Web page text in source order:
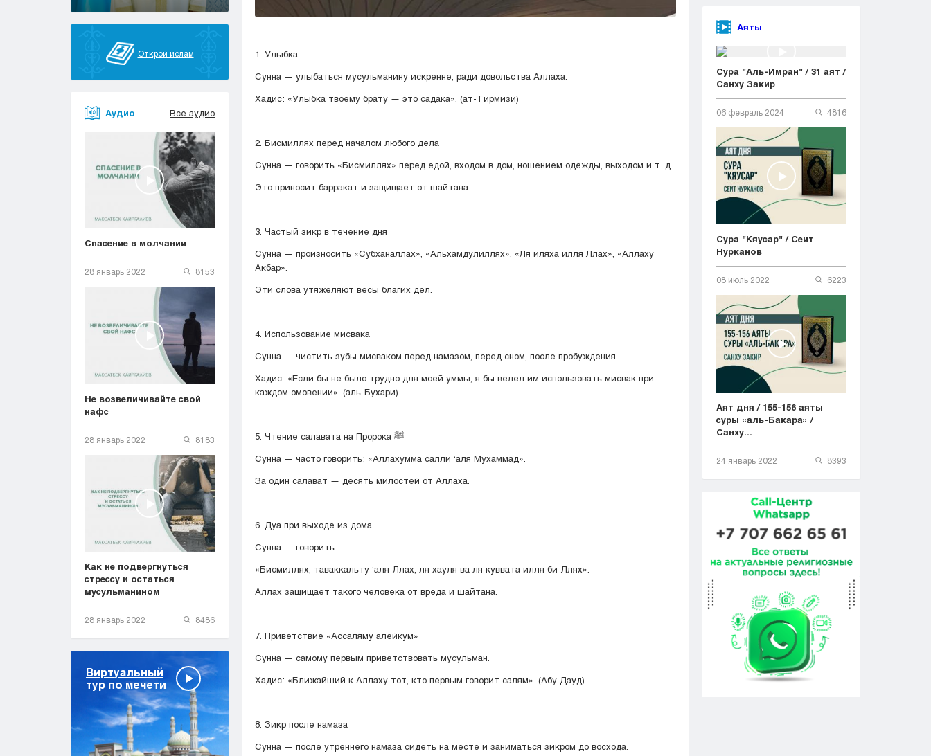
Открой ислам
Аудио Все аудио
Спасение в молчании
28 январь 2022 8153
Не возвеличивайте свой
нафс
28 январь 2022 8183
Как не подвергнуться
стрессу и остаться
мусульманином
28 январь 2022 8486
Виртуальный
тур по мечети
1. Улыбка
Сунна — улыбаться мусульманину искренне, ради довольства Аллаха.
Хадис: «Улыбка твоему брату — это садака». (ат-Тирмизи)
2. Бисмиллях перед началом любого дела
Сунна — говорить «Бисмиллях» перед едой, входом в дом, ношением одежды, выходом и т. д.
Это приносит барракат и защищает от шайтана.
3. Частый зикр в течение дня
Сунна — произносить «Субханаллах», «Альхамдулиллях», «Ля иляха илля Ллах», «Аллаху
Акбар».
Эти слова утяжеляют весы благих дел.
4. Использование мисвака
Сунна — чистить зубы мисваком перед намазом, перед сном, после пробуждения.
Хадис: «Если бы не было трудно для моей уммы, я бы велел им использовать мисвак при
каждом омовении». (аль-Бухари)
5. Чтение салавата на Пророка ﷺ
Сунна — часто говорить: «Аллахумма салли ‘аля Мухаммад».
За один салават — десять милостей от Аллаха.
6. Дуа при выходе из дома
Сунна — говорить:
«Бисмиллях, таваккальту ‘аля-Ллах, ля хауля ва ля куввата илля би-Ллях».
Аллах защищает такого человека от вреда и шайтана.
7. Приветствие «Ассаляму алейкум»
Сунна — самому первым приветствовать мусульман.
Хадис: «Ближайший к Аллаху тот, кто первым говорит салям». (Абу Дауд)
8. Зикр после намаза
Сунна — после утреннего намаза сидеть на месте и заниматься зикром до восхода.
Аяты
Сура "Аль-Имран" / 31 аят /
Санху Закир
06 февраль 2024 4816
Сура "Кяусар" / Сеит
Нурканов
08 июль 2022 6223
Аят дня / 155-156 аяты
суры «аль-Бакара» /
Санху...
24 январь 2022 8393